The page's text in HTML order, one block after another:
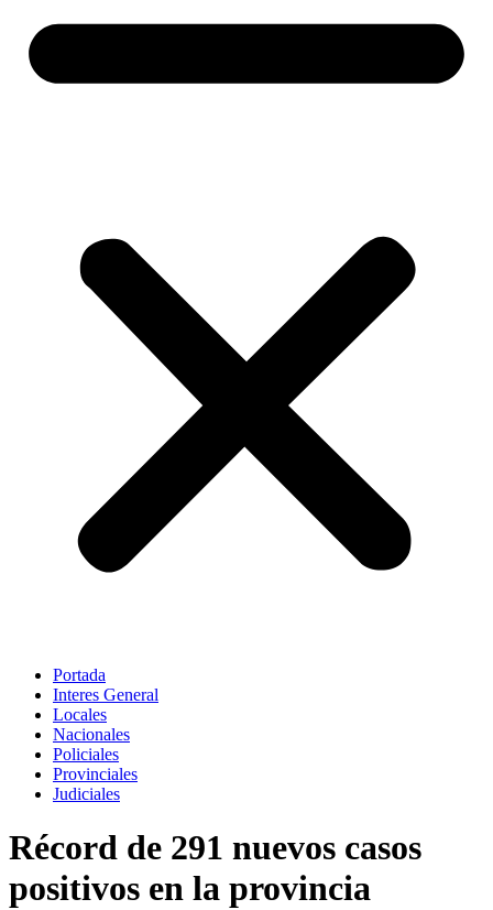
Portada
Interes General
Locales
Nacionales
Policiales
Provinciales
Judiciales
Récord de 291 nuevos casos
positivos en la provincia